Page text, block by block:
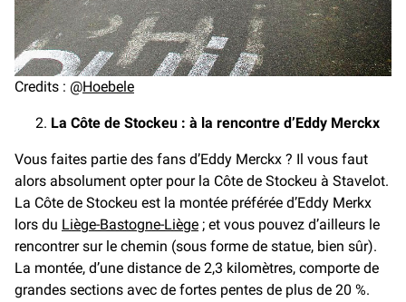
Credits : @Hoebele
La Côte de Stockeu : à la rencontre d’Eddy Merckx
Vous faites partie des fans d’Eddy Merckx ? Il vous faut
alors absolument opter pour la Côte de Stockeu à Stavelot.
La Côte de Stockeu est la montée préférée d’Eddy Merkx
lors du Liège-Bastogne-Liège ; et vous pouvez d’ailleurs le
rencontrer sur le chemin (sous forme de statue, bien sûr).
La montée, d’une distance de 2,3 kilomètres, comporte de
grandes sections avec de fortes pentes de plus de 20 %.